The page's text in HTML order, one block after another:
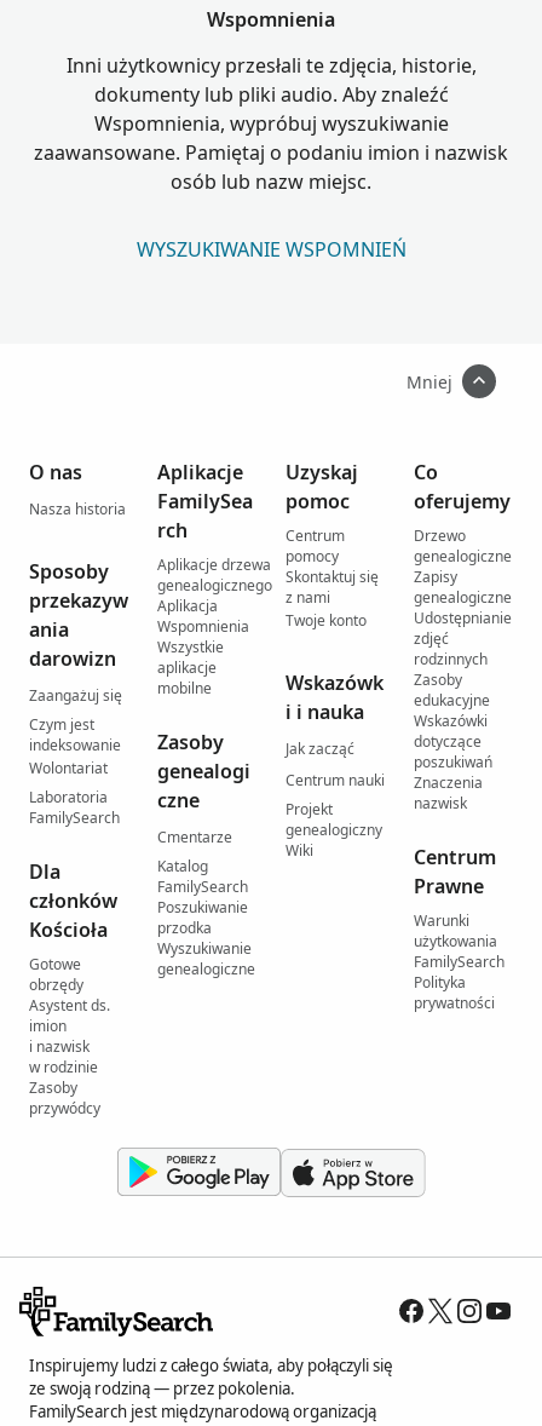
Wspomnienia
Inni użytkownicy przesłali te zdjęcia, historie,
dokumenty lub pliki audio. Aby znaleźć
Wspomnienia, wypróbuj wyszukiwanie
zaawansowane. Pamiętaj o podaniu imion i nazwisk
osób lub nazw miejsc.
WYSZUKIWANIE WSPOMNIEŃ
Mniej
O nas
Nasza historia
Sposoby
przekazyw
ania
darowizn
Zaangażuj się
Czym jest
indeksowanie
Wolontariat
Laboratoria
FamilySearch
Dla
członków
Kościoła
Gotowe
obrzędy
Asystent ds.
imion
i nazwisk
w rodzinie
Zasoby
przywódcy
Aplikacje
FamilySea
rch
Aplikacje drzewa
genealogicznego
Aplikacja
Wspomnienia
Wszystkie
aplikacje
mobilne
Zasoby
genealogi
czne
Cmentarze
Katalog
FamilySearch
Poszukiwanie
przodka
Wyszukiwanie
genealogiczne
Uzyskaj
pomoc
Centrum
pomocy
Skontaktuj się
z nami
Twoje konto
Wskazówk
i i nauka
Jak zacząć
Centrum nauki
Projekt
genealogiczny
Wiki
Co
oferujemy
Drzewo
genealogiczne
Zapisy
genealogiczne
Udostępnianie
zdjęć
rodzinnych
Zasoby
edukacyjne
Wskazówki
dotyczące
poszukiwań
Znaczenia
nazwisk
Centrum
Prawne
Warunki
użytkowania
FamilySearch
Polityka
prywatności
Inspirujemy ludzi z całego świata, aby połączyli się
ze swoją rodziną — przez pokolenia.
FamilySearch jest międzynarodową organizacją